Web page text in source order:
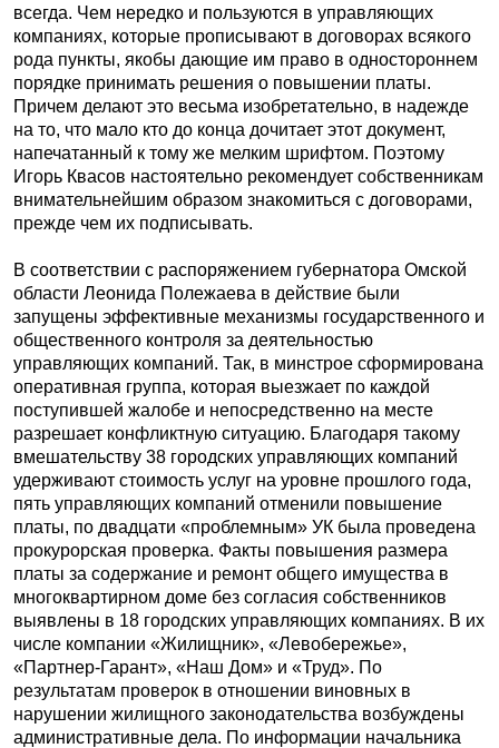
всегда. Чем нередко и пользуются в управляющих
компаниях, которые прописывают в договорах всякого
рода пункты, якобы дающие им право в одностороннем
порядке принимать решения о повышении платы.
Причем делают это весьма изобретательно, в надежде
на то, что мало кто до конца дочитает этот документ,
напечатанный к тому же мелким шрифтом. Поэтому
Игорь Квасов настоятельно рекомендует собственникам
внимательнейшим образом знакомиться с договорами,
прежде чем их подписывать.
В соответствии с распоряжением губернатора Омской
области Леонида Полежаева в действие были
запущены эффективные механизмы государственного и
общественного контроля за деятельностью
управляющих компаний. Так, в минстрое сформирована
оперативная группа, которая выезжает по каждой
поступившей жалобе и непосредственно на месте
разрешает конфликтную ситуацию. Благодаря такому
вмешательству 38 городских управляющих компаний
удерживают стоимость услуг на уровне прошлого года,
пять управляющих компаний отменили повышение
платы, по двадцати «проблемным» УК была проведена
прокурорская проверка. Факты повышения размера
платы за содержание и ремонт общего имущества в
многоквартирном доме без согласия собственников
выявлены в 18 городских управляющих компаниях. В их
числе компании «Жилищник», «Левобережье»,
«Партнер-Гарант», «Наш Дом» и «Труд». По
результатам проверок в отношении виновных в
нарушении жилищного законодательства возбуждены
административные дела. По информации начальника